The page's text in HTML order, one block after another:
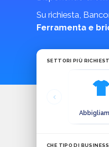
Su richiesta,
Ferramenta e
SETTORI PIÙ
CHE TIPO DI BUSINESS